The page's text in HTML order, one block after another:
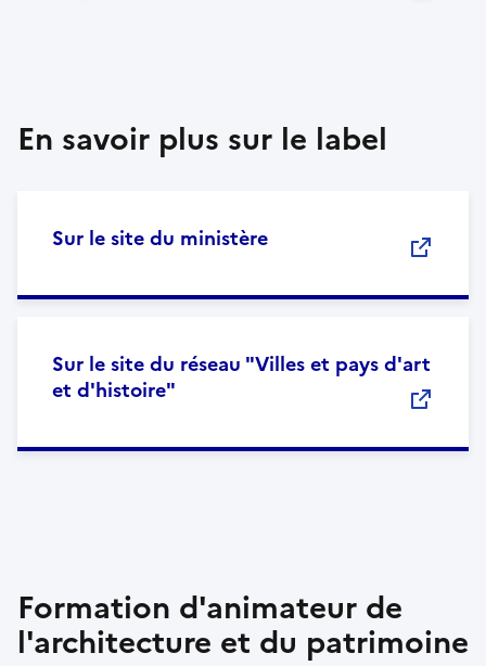
En savoir plus sur le label
Sur le site du ministère
Sur le site du réseau "Villes et pays d'art
et d'histoire"
Formation d'animateur de
l'architecture et du patrimoine